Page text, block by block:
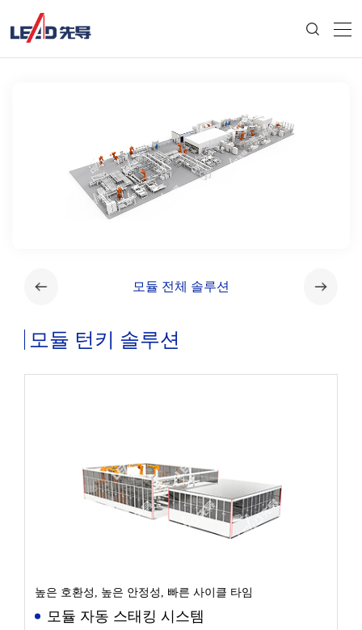
모듈 전체 솔루션
모듈 턴키 솔루션
높은 호환성, 높은 안정성, 빠른 사이클 타임
모듈 자동 스태킹 시스템